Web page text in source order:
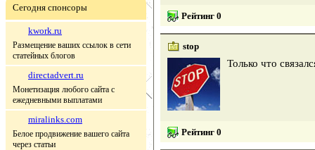
Сегодня спонсоры
kwork.ru
Размещение ваших ссылок в сети
статейных блогов
directadvert.ru
Монетизация любого сайта с
ежедневными выплатами
miralinks.com
Белое продвижение вашего сайта
через статьи
Рейтинг 0
stop
Только что
Рейтинг 0